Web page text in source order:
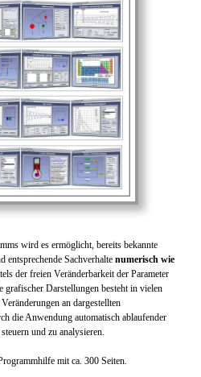
wird es ermöglicht, bereits bekannte
entsprechende Sachverhalte numerisch wie
der freien Veränderbarkeit der Parameter
grafischer Darstellungen besteht in vielen
an dargestellten
die Anwendung automatisch ablaufender
und zu analysieren.
mit ca. 300 Seiten.